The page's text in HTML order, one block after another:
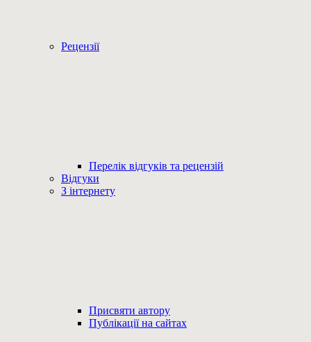
Рецензії
Перелік відгуків та рецензій
Відгуки
З інтернету
Присвяти автору
Публікації на сайтах